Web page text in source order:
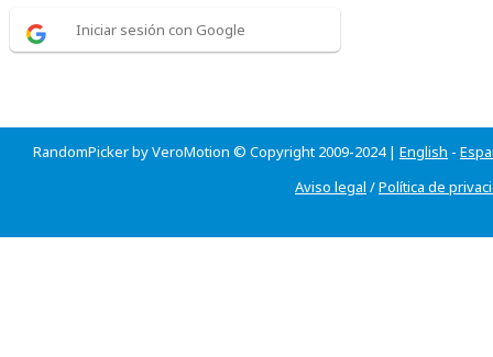
Iniciar sesión con Google
RandomPicker by VeroMotion © Copyright 2009-2024 | English -
Aviso legal /Política de